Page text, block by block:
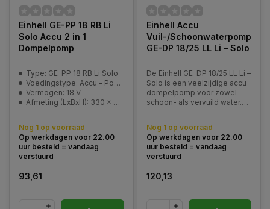
Einhell GE-PP 18 RB Li
Solo Accu 2 in 1
Dompelpomp
Type: GE-PP 18 RB Li Solo
Voedingstype: Accu - Power-X-Change
Vermogen: 18 V
Afmeting (LxBxH): 330 x 260 x 285 mm
Nog 1 op voorraad
Op werkdagen voor 22.00
uur besteld = vandaag
verstuurd
93,61
Einhell Accu
Vuil-/Schoonwaterpomp
GE-DP 18/25 LL Li – Solo
De Einhell GE-DP 18/25 LL Li –
Solo is een veelzijdige accu
dompelpomp voor zowel
schoon- als vervuild water.
worden geschakeld tussen
laagwaterzuigen en het
verpompen van vuil water,
Nog 1 op voorraad
Op werkdagen voor 22.00
uur besteld = vandaag
verstuurd
120,13